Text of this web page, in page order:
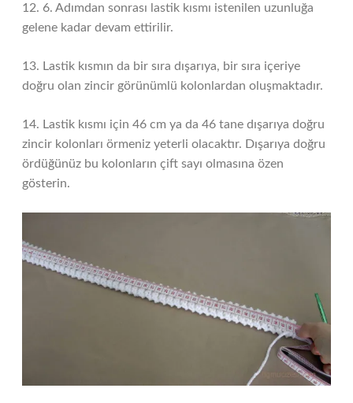
12. 6. Adımdan sonrası lastik kısmı istenilen uzunluğa
gelene kadar devam ettirilir.
13. Lastik kısmın da bir sıra dışarıya, bir sıra içeriye
doğru olan zincir görünümlü kolonlardan oluşmaktadır.
14. Lastik kısmı için 46 cm ya da 46 tane dışarıya doğru
zincir kolonları örmeniz yeterli olacaktır. Dışarıya doğru
ördüğünüz bu kolonların çift sayı olmasına özen
gösterin.